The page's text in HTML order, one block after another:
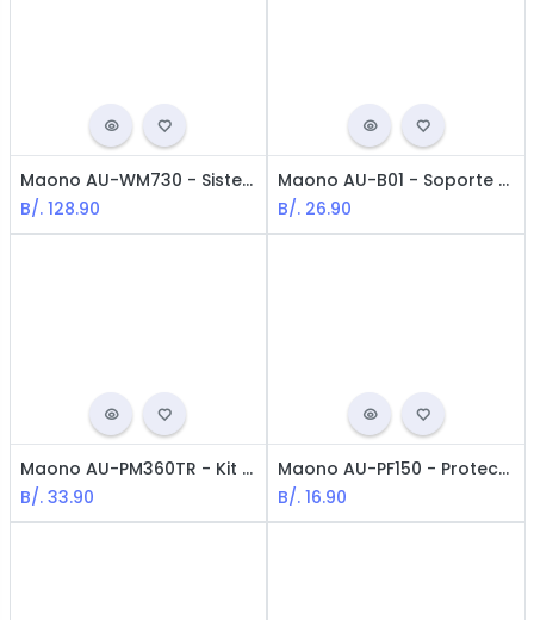
Maono AU-WM730 - Sistema de micrófono inalámbrico con atenuación y Corte Bajo / 48 Canales / Negro
B/. 128.90
Maono AU-B01 - Soporte de brazo de tijera con brazo de suspensión para micrófono / Negro
B/. 26.90
Maono AU-PM360TR - Kit de micrófono de grabación con cable XLR a 3,5 mm / Negro
B/. 33.90
Maono AU-PF150 - Protector de pantalla para micrófono y parabrisas, doble capa, con brazo de estabilización de 360° / Black
B/. 16.90